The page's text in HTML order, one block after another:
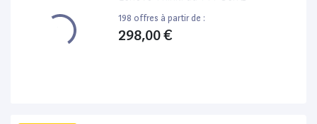
198 offres à partir de :
298,00 €